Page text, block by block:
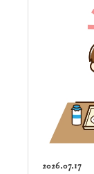
2026.07.17